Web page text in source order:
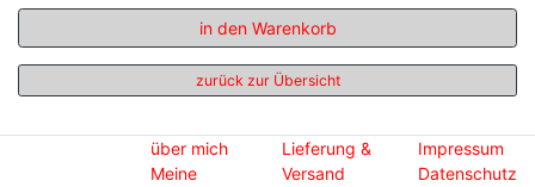
in den Warenkorb
zurück zur Übersicht
über mich
Meine
Lieferung &
Versand
Impressum
Datenschutz